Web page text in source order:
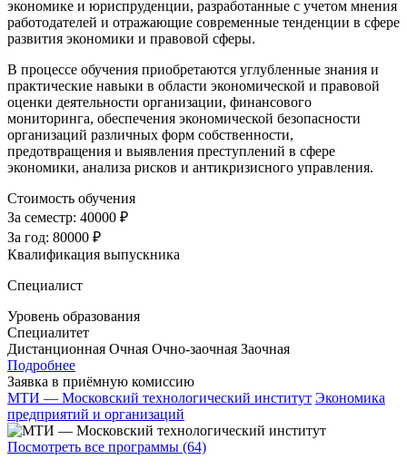
экономике и юриспруденции, разработанные с учетом мнения
работодателей и отражающие современные тенденции в сфере
развития экономики и правовой сферы.
В процессе обучения приобретаются углубленные знания и
практические навыки в области экономической и правовой
оценки деятельности организации, финансового
мониторинга, обеспечения экономической безопасности
организаций различных форм собственности,
предотвращения и выявления преступлений в сфере
экономики, анализа рисков и антикризисного управления.
Стоимость обучения
За семестр: 40000 ₽
За год: 80000 ₽
Квалификация выпускника
Специалист
Уровень образования
Специалитет
Дистанционная Очная Очно-заочная Заочная
Подробнее
Заявка в приёмную комиссию
МТИ — Московский технологический институт Экономика
предприятий и организаций
Посмотреть все программы (64)